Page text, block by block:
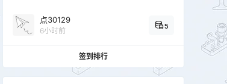
点30129
6小时前
5
签到排行